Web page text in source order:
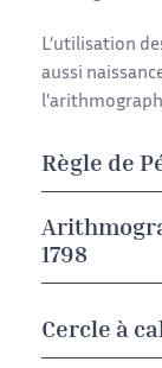
L’utilisation
aussi
Règle de
1798
Cercle à